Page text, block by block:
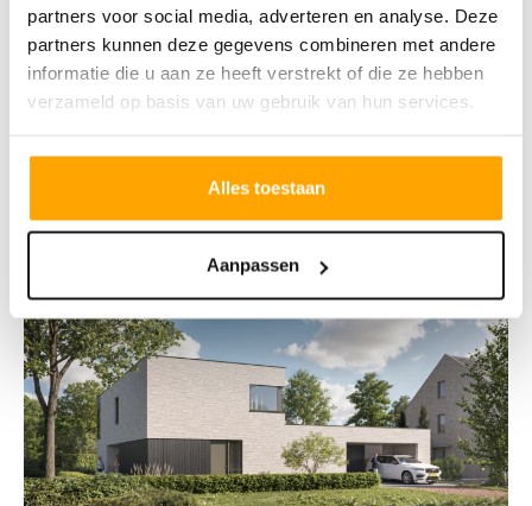
partners voor social media, adverteren en analyse. Deze
partners kunnen deze gegevens combineren met andere
informatie die u aan ze heeft verstrekt of die ze hebben
verzameld op basis van uw gebruik van hun services.
Alles toestaan
Aanpassen
Eik - Vrijstaande woning
€ 765.000,- t/m € 765.000,-